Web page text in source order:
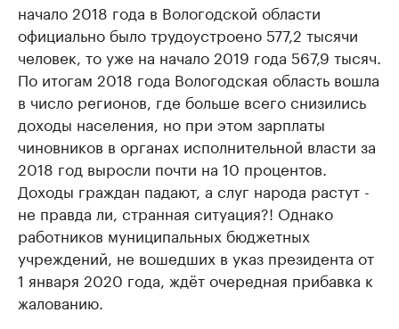
начало 2018 года в Вологодской области
официально было трудоустроено 577,2 тысячи
человек, то уже на начало 2019 года 567,9 тысяч.
По итогам 2018 года Вологодская область вошла
в число регионов, где больше всего снизились
доходы населения, но при этом зарплаты
чиновников в органах исполнительной власти за
2018 год выросли почти на 10 процентов.
Доходы граждан падают, а слуг народа растут -
не правда ли, странная ситуация?! Однако
работников муниципальных бюджетных
учреждений, не вошедших в указ президента от
1 января 2020 года, ждёт очередная прибавка к
жалованию.